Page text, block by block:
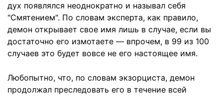
дух появлялся неоднократно и называл себя
"Смятением". По словам эксперта, как правило,
демон открывает свое имя лишь в случае, если вы
достаточно его измотаете — впрочем, в 99 из 100
случаев это будет вовсе не его настоящее имя.
Любопытно, что, по словам экзорциста, демон
продолжал преследовать его в течение всей